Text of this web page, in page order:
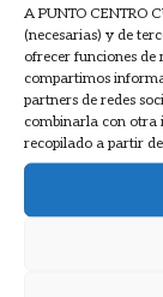
A PUNTO CENTRO
(necesarias) y de
ofrecer funciones de
compartimos
partners de redes
combinarla con otra
recopilado a partir